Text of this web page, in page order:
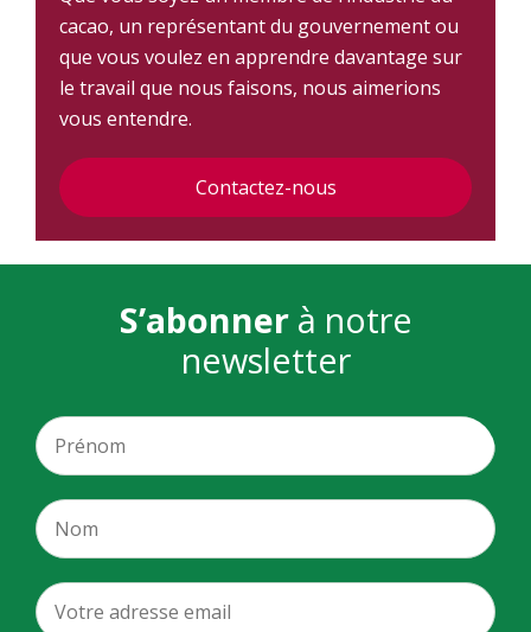
cacao, un représentant du gouvernement ou
que vous voulez en apprendre davantage sur
le travail que nous faisons, nous aimerions
vous entendre.
Contactez-nous
S’abonner à notre
newsletter